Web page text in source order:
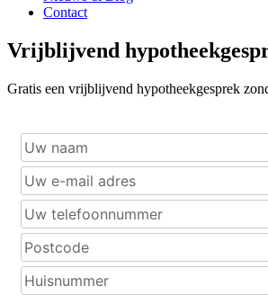
Contact
Vrijblijvend
Gratis een vrijblijvend hypotheekgesprek